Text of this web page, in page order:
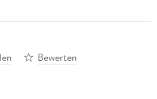
Bewerten